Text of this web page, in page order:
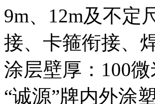
9m、12m及不定
接、卡箍衔接、
涂层壁厚：100
“诚源”牌内外涂